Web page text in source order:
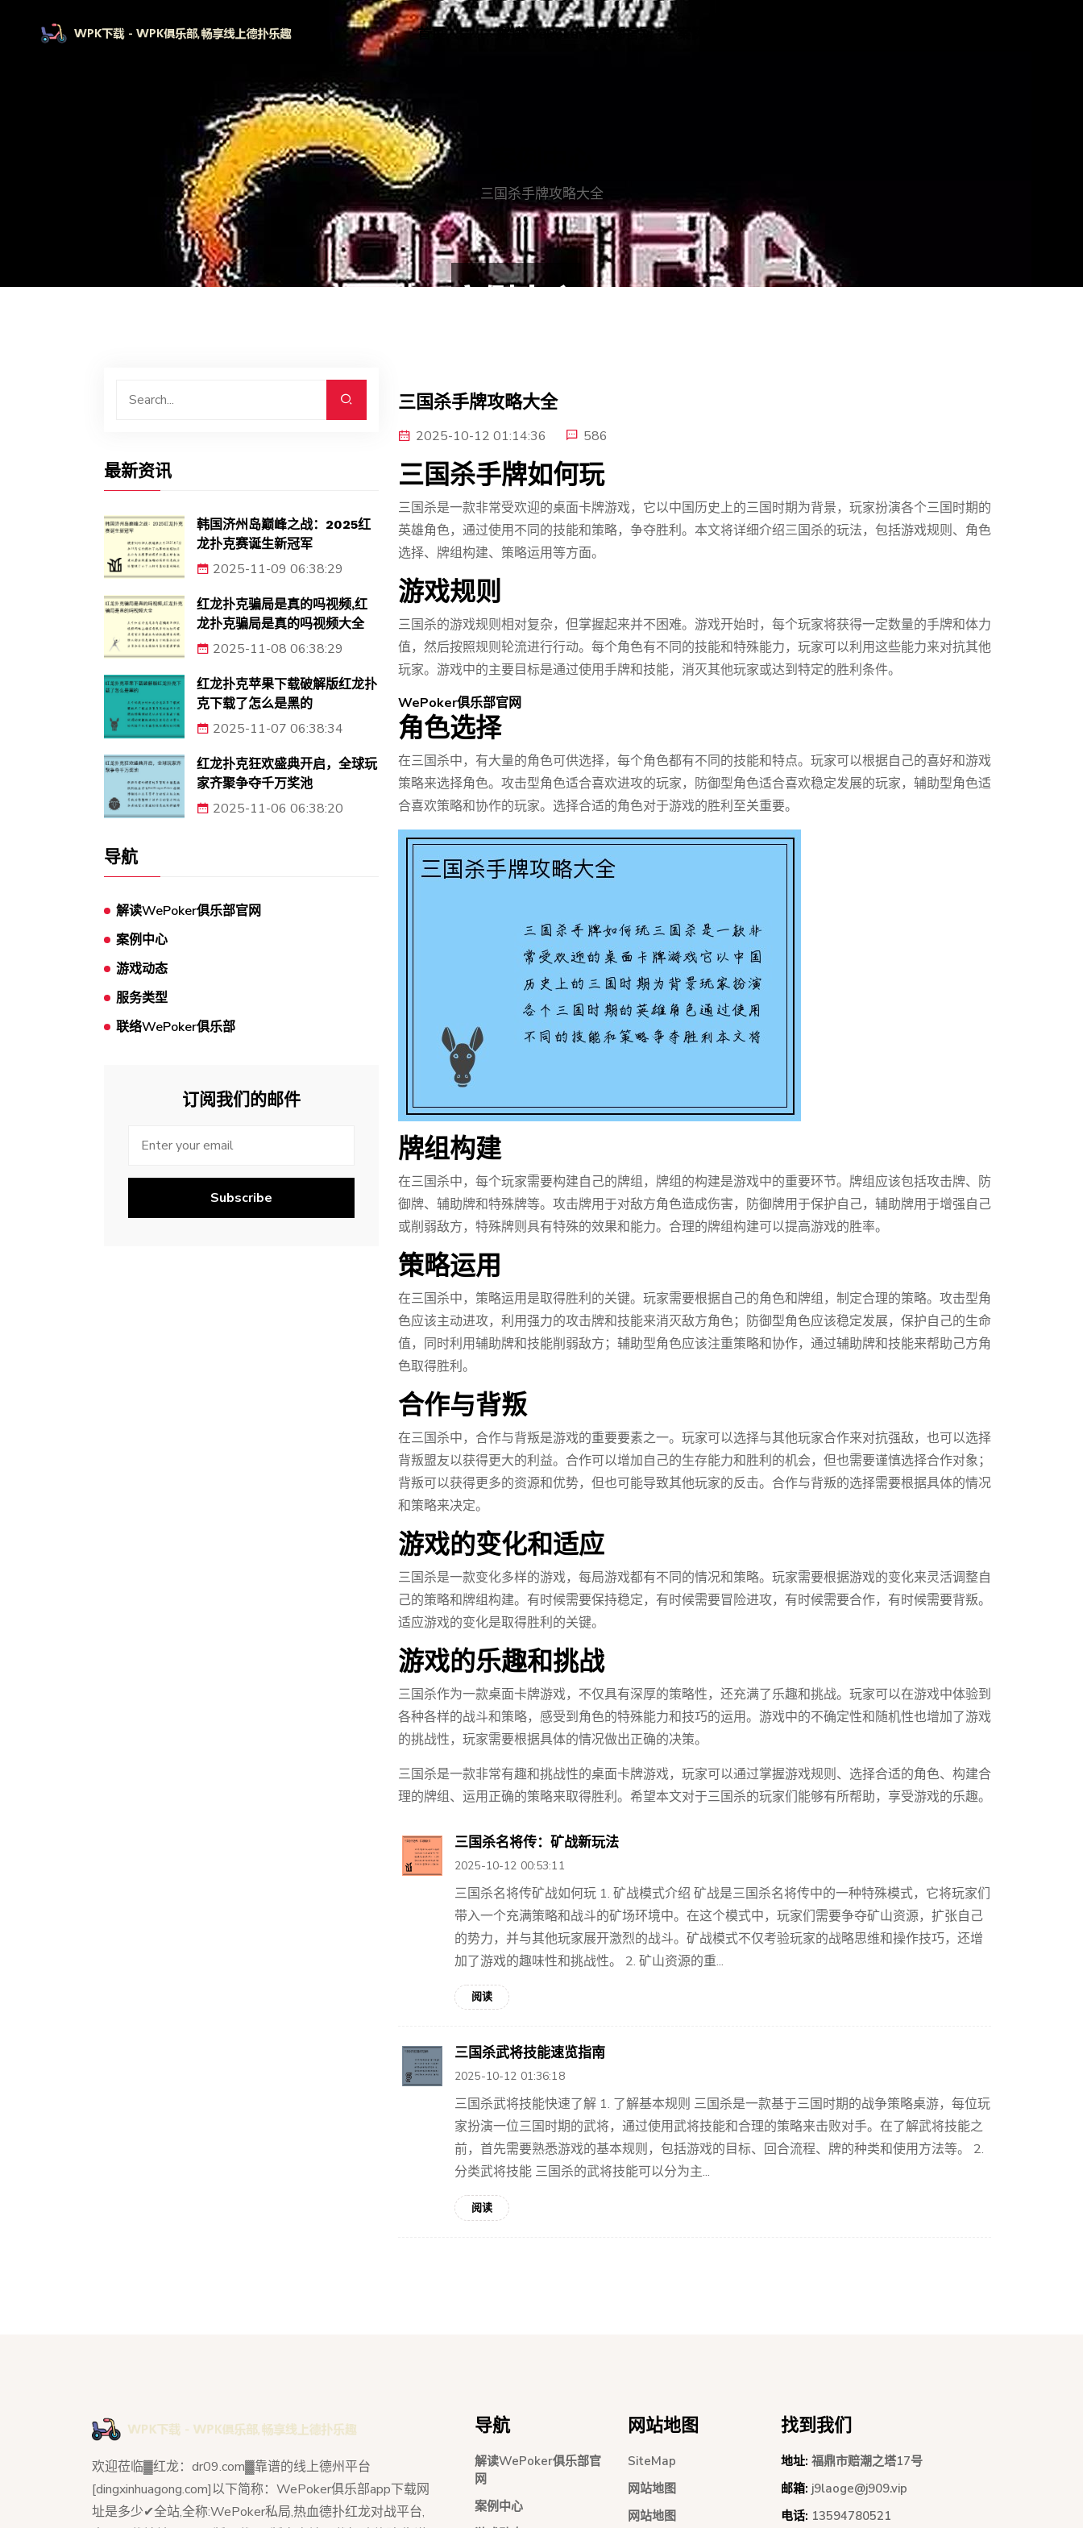
首页入口 解读WePoker俱乐部官网
三国杀手牌攻略大全
最新资讯
韩国济州岛巅峰之战：2025红
龙扑克赛诞生新冠军
2025-11-09 06:38:29
红龙扑克骗局是真的吗视频,红
龙扑克骗局是真的吗视频大全
2025-11-08 06:38:29
红龙扑克苹果下载破解版红龙扑
克下载了怎么是黑的
2025-11-07 06:38:34
红龙扑克狂欢盛典开启，全球玩
家齐聚争夺千万奖池
2025-11-06 06:38:20
导航
解读WePoker俱乐部官网
案例中心
游戏动态
服务类型
联络WePoker俱乐部
订阅我们的邮件
Subscribe
三国杀手牌攻略大全
2025-10-12 01:14:36 586
三国杀手牌如何玩
三国杀是一款非常受欢迎的桌面卡牌游戏，它以中国历史上的三国时期为背景，玩家扮演各个三国时期的
英雄角色，通过使用不同的技能和策略，争夺胜利。本文将详细介绍三国杀的玩法，包括游戏规则、角色
选择、牌组构建、策略运用等方面。
游戏规则
三国杀的游戏规则相对复杂，但掌握起来并不困难。游戏开始时，每个玩家将获得一定数量的手牌和体力
值，然后按照规则轮流进行行动。每个角色有不同的技能和特殊能力，玩家可以利用这些能力来对抗其他
玩家。游戏中的主要目标是通过使用手牌和技能，消灭其他玩家或达到特定的胜利条件。
WePoker俱乐部官网
角色选择
在三国杀中，有大量的角色可供选择，每个角色都有不同的技能和特点。玩家可以根据自己的喜好和游戏
策略来选择角色。攻击型角色适合喜欢进攻的玩家，防御型角色适合喜欢稳定发展的玩家，辅助型角色适
合喜欢策略和协作的玩家。选择合适的角色对于游戏的胜利至关重要。
牌组构建
在三国杀中，每个玩家需要构建自己的牌组，牌组的构建是游戏中的重要环节。牌组应该包括攻击牌、防
御牌、辅助牌和特殊牌等。攻击牌用于对敌方角色造成伤害，防御牌用于保护自己，辅助牌用于增强自己
或削弱敌方，特殊牌则具有特殊的效果和能力。合理的牌组构建可以提高游戏的胜率。
策略运用
在三国杀中，策略运用是取得胜利的关键。玩家需要根据自己的角色和牌组，制定合理的策略。攻击型角
色应该主动进攻，利用强力的攻击牌和技能来消灭敌方角色；防御型角色应该稳定发展，保护自己的生命
值，同时利用辅助牌和技能削弱敌方；辅助型角色应该注重策略和协作，通过辅助牌和技能来帮助己方角
色取得胜利。
合作与背叛
在三国杀中，合作与背叛是游戏的重要要素之一。玩家可以选择与其他玩家合作来对抗强敌，也可以选择
背叛盟友以获得更大的利益。合作可以增加自己的生存能力和胜利的机会，但也需要谨慎选择合作对象；
背叛可以获得更多的资源和优势，但也可能导致其他玩家的反击。合作与背叛的选择需要根据具体的情况
和策略来决定。
游戏的变化和适应
三国杀是一款变化多样的游戏，每局游戏都有不同的情况和策略。玩家需要根据游戏的变化来灵活调整自
己的策略和牌组构建。有时候需要保持稳定，有时候需要冒险进攻，有时候需要合作，有时候需要背叛。
适应游戏的变化是取得胜利的关键。
游戏的乐趣和挑战
三国杀作为一款桌面卡牌游戏，不仅具有深厚的策略性，还充满了乐趣和挑战。玩家可以在游戏中体验到
各种各样的战斗和策略，感受到角色的特殊能力和技巧的运用。游戏中的不确定性和随机性也增加了游戏
的挑战性，玩家需要根据具体的情况做出正确的决策。
三国杀是一款非常有趣和挑战性的桌面卡牌游戏，玩家可以通过掌握游戏规则、选择合适的角色、构建合
理的牌组、运用正确的策略来取得胜利。希望本文对于三国杀的玩家们能够有所帮助，享受游戏的乐趣。
三国杀名将传：矿战新玩法
2025-10-12 00:53:11
三国杀名将传矿战如何玩 1. 矿战模式介绍 矿战是三国杀名将传中的一种特殊模式，它将玩家们
带入一个充满策略和战斗的矿场环境中。在这个模式中，玩家们需要争夺矿山资源，扩张自己
的势力，并与其他玩家展开激烈的战斗。矿战模式不仅考验玩家的战略思维和操作技巧，还增
加了游戏的趣味性和挑战性。 2. 矿山资源的重...
阅读
三国杀武将技能速览指南
2025-10-12 01:36:18
三国杀武将技能快速了解 1. 了解基本规则 三国杀是一款基于三国时期的战争策略桌游，每位玩
家扮演一位三国时期的武将，通过使用武将技能和合理的策略来击败对手。在了解武将技能之
前，首先需要熟悉游戏的基本规则，包括游戏的目标、回合流程、牌的种类和使用方法等。 2.
分类武将技能 三国杀的武将技能可以分为主...
阅读
欢迎莅临▓红龙：dr09.com▓靠谱的线上德州平台
[dingxinhuagong.com]以下简称：WePoker俱乐部app下载网
址是多少✔全站,全称:WePoker私局,热血德扑红龙对战平台,
导航
解读WePoker俱乐部官
网
案例中心
网站地图
SiteMap
网站地图
网站地图
找到我们
地址: 福鼎市赔潮之塔17号
邮箱: j9laoge@j909.vip
电话: 13594780521